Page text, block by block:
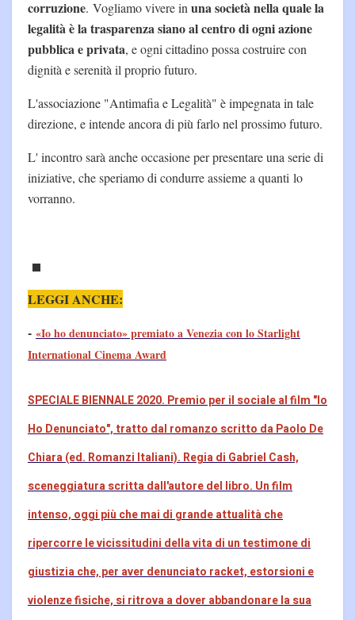
corruzione. Vogliamo vivere inuna società nella quale la
legalità è la trasparenza siano al centro di ogni azione
pubblica e privata, e ogni cittadino possa costruire con
dignità e serenità il proprio futuro.
L'associazione "Antimafia e Legalità" è impegnata in tale
direzione, e intende ancora di più farlo nel prossimo futuro.
L' incontro sarà anche occasione per presentare una serie di
iniziative, che speriamo di condurre assieme a quanti lo
vorranno.
LEGGI ANCHE:
- «Io ho denunciato» premiato a Venezia con lo Starlight
International Cinema Award
SPECIALE BIENNALE 2020. Premio per il sociale al film "Io
Ho Denunciato", tratto dal romanzo scritto da Paolo De
Chiara (ed. Romanzi Italiani). Regia di Gabriel Cash,
sceneggiatura scritta dall'autore del libro. Un film
intenso, oggi più che mai di grande attualità che
ripercorre le vicissitudini della vita di un testimone di
giustizia che, per aver denunciato racket, estorsioni e
violenze fisiche, si ritrova a dover abbandonare la sua